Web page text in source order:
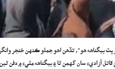
بيگناهه هو“، تڏهن اهو جملو ڪنهن خنجر
آزاديءَ سان گهمن ٿا ۽ بيگناهه مٽيءَ ۾ دفن